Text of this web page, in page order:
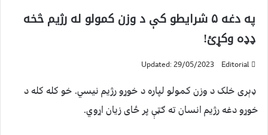
په دغه ۵ شرایطو کې د وزن کمولو له رژیم څخه
ډډه وکړئ!
Editorial
Updated: 29/05/2023
ډېری خلک د وزن کمولو لپاره د خوړو رژیم نیسي. خو کله کله د
خوړو دغه رژیم انسان ته ګټې پر ځای زیان اړوي.